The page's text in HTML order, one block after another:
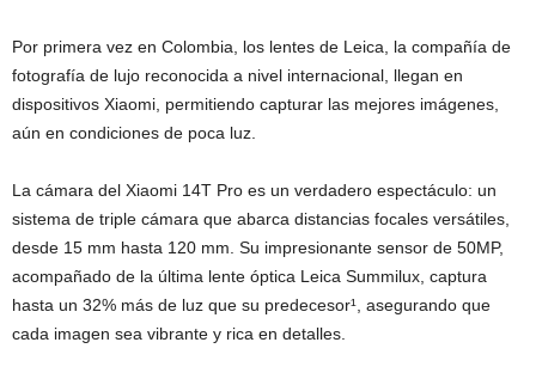
Por primera vez en Colombia, los lentes de Leica, la compañía de
fotografía de lujo reconocida a nivel internacional, llegan en
dispositivos Xiaomi, permitiendo capturar las mejores imágenes,
aún en condiciones de poca luz.
La cámara del Xiaomi 14T Pro es un verdadero espectáculo: un
sistema de triple cámara que abarca distancias focales versátiles,
desde 15 mm hasta 120 mm. Su impresionante sensor de 50MP,
acompañado de la última lente óptica Leica Summilux, captura
hasta un 32% más de luz que su predecesor¹, asegurando que
cada imagen sea vibrante y rica en detalles.